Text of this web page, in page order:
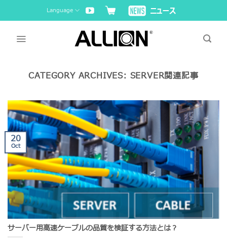
to
Language
CATEGORY ARCHIVES: SERVER関連記事
サーバー用高速ケーブルの品質を検証する方法とは？
20
Oct